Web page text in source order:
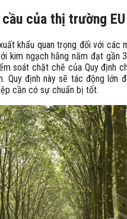
của thị trường EU
khẩu quan trọng đối với các
kim ngạch hằng năm đạt gần
soát chặt chẽ của Quy định
Quy định này sẽ tác động lớn
cần có sự chuẩn bị tốt.